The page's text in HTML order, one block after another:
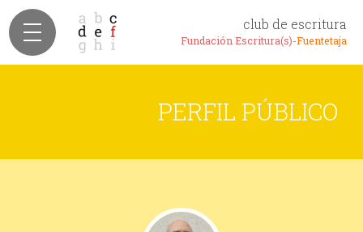
club de escritura
Fundación Escritura(s)-Fuentetaja
PERFIL PÚBLICO